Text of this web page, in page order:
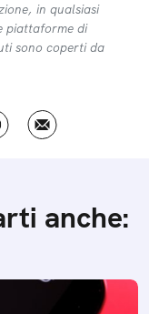
in qualsiasi
piattaforme di
sono coperti da
anche: